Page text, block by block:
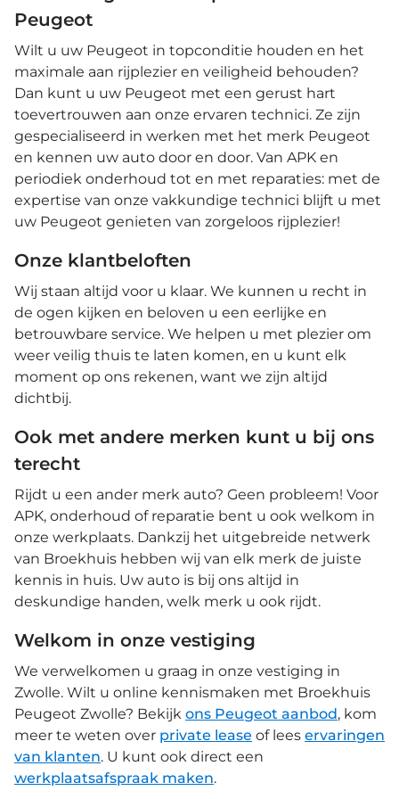
Peugeot
Wilt u uw Peugeot in topconditie houden en het
maximale aan rijplezier en veiligheid behouden?
Dan kunt u uw Peugeot met een gerust hart
toevertrouwen aan onze ervaren technici. Ze zijn
gespecialiseerd in werken met het merk Peugeot
en kennen uw auto door en door. Van APK en
periodiek onderhoud tot en met reparaties: met de
expertise van onze vakkundige technici blijft u met
uw Peugeot genieten van zorgeloos rijplezier!
Onze klantbeloften
Wij staan altijd voor u klaar. We kunnen u recht in
de ogen kijken en beloven u een eerlijke en
betrouwbare service. We helpen u met plezier om
weer veilig thuis te laten komen, en u kunt elk
moment op ons rekenen, want we zijn altijd
dichtbij.
Ook met andere merken kunt u bij ons
terecht
Rijdt u een ander merk auto? Geen probleem! Voor
APK, onderhoud of reparatie bent u ook welkom in
onze werkplaats. Dankzij het uitgebreide netwerk
van Broekhuis hebben wij van elk merk de juiste
kennis in huis. Uw auto is bij ons altijd in
deskundige handen, welk merk u ook rijdt.
Welkom in onze vestiging
We verwelkomen u graag in onze vestiging in
Zwolle. Wilt u online kennismaken met Broekhuis
Peugeot Zwolle? Bekijk ons Peugeot aanbod, kom
meer te weten over private lease of lees ervaringen
van klanten. U kunt ook direct een
werkplaatsafspraak maken.